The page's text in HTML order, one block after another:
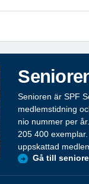
Senioren är SPF
medlemstidning
nio nummer per
205 400
uppskattad
Gå till